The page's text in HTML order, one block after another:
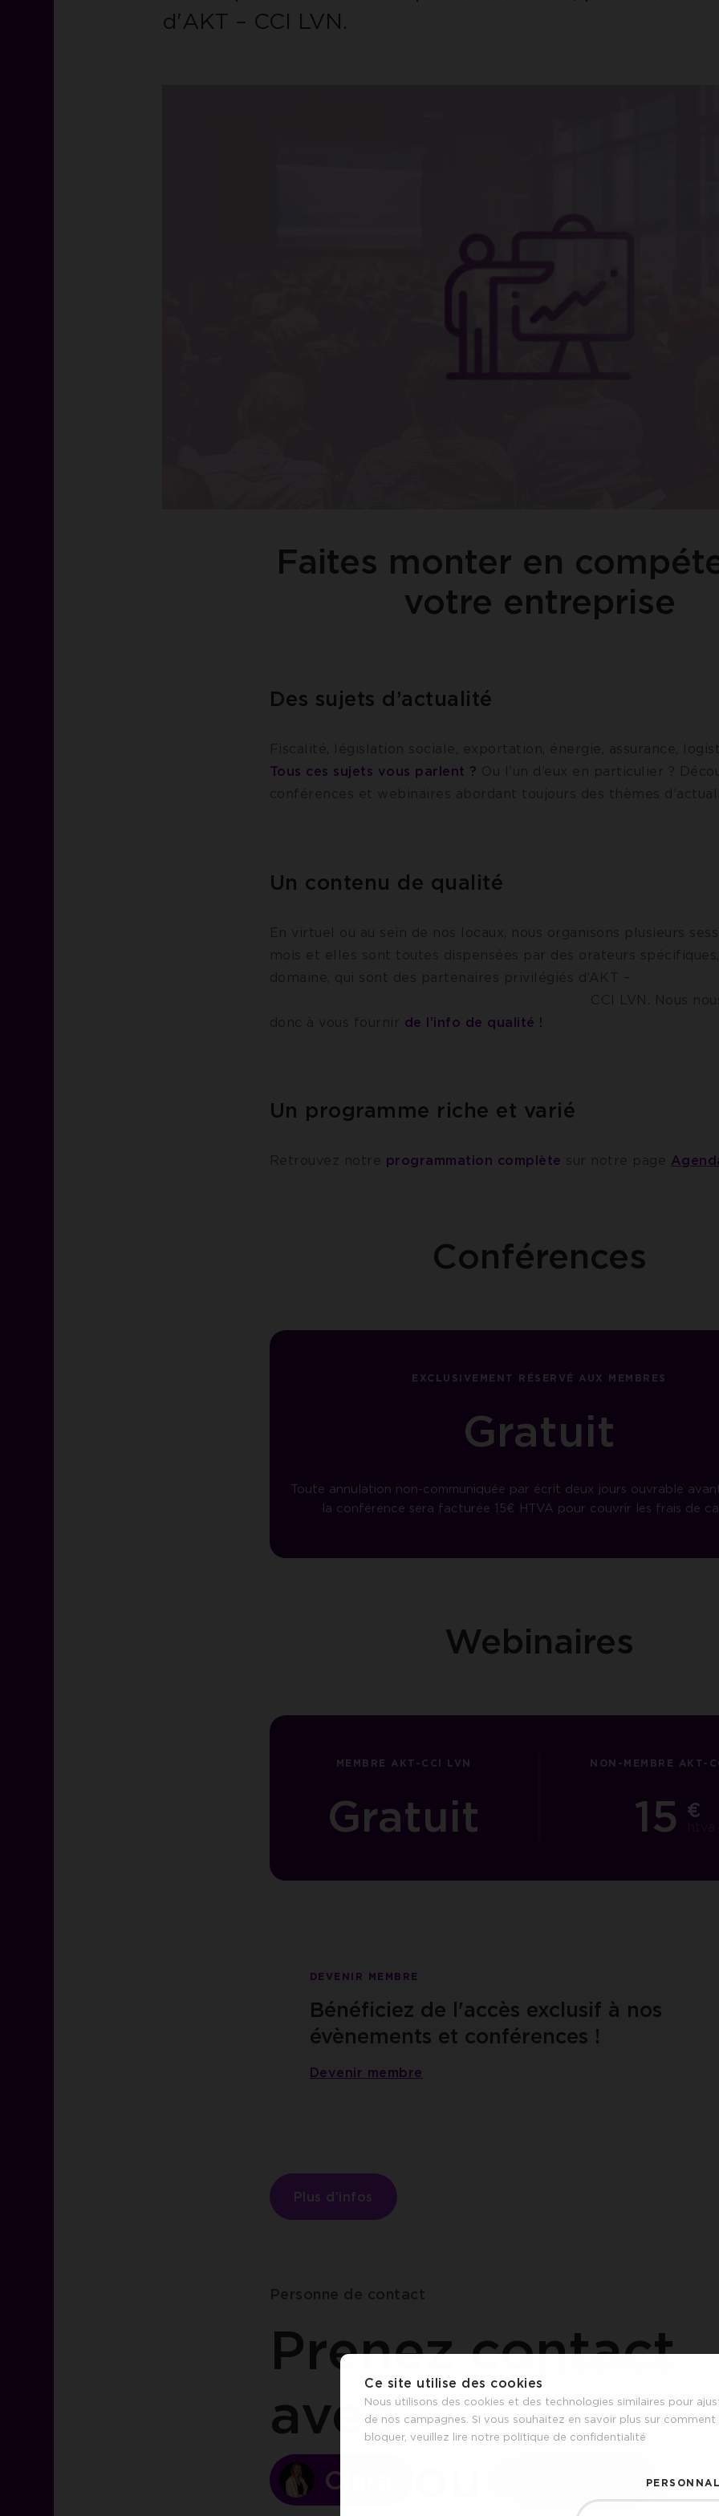
d'AKT – CCI LVN.
Faites monter en
votre entreprise
Des sujets d’actualité
Fiscalité, législation sociale, exportation, énergie, assurance,
Tous ces sujets vous parlent ? Ou l’un d’eux en particulier ?
conférences et webinaires abordant toujours des thèmes
Un contenu de qualité
En virtuel ou au sein de nos locaux, nous organisons plusieurs
mois et elles sont toutes dispensées par des orateurs
domaine, qui sont des partenaires privilégiés d’AKT –
CCI LVN. Nous nous
donc à vous fournir de l’info de qualité !
Un programme riche et varié
Retrouvez notre programmation complète sur notre page
Conférences
EXCLUSIVEMENT RÉSERVÉ AUX MEMBRES
Gratuit
Toute annulation non-communiquée par écrit deux jours ouvrable
la conférence sera facturée 15€ HTVA pour couvrir les frais de
Webinaires
MEMBRE AKT-CCI LVN
Gratuit
NON-MEMBRE AKT-
15 €
DEVENIR MEMBRE
Bénéficiez de l'accès exclusif à nos
évènements et conférences !
Devenir membre
Plus d’infos
Personne de contact
Prenez contact
avec
Clara
Ce site utilise des cookies
Nous utilisons des cookies et des technologies similaires pour
de nos campagnes. Si vous souhaitez en savoir plus sur
bloquer, veuillez lire notre politique de confidentialité